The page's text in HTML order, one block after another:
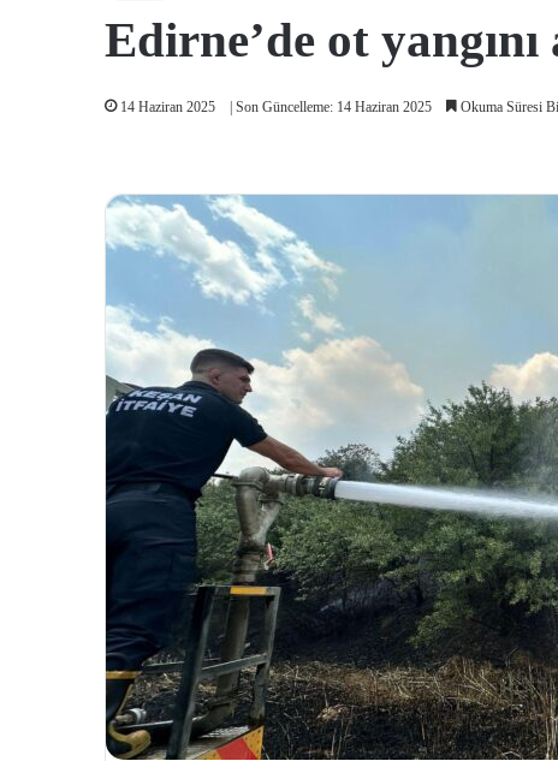
Edirne’de ot
14 Haziran 2025 | Son Güncelleme: 14 Haziran 2025 Okuma Süresi